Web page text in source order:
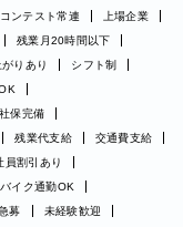
コンテスト常連
上場企業
残業月20時間以下
りあり
シフト制
社保完備
残業代支給
交通費支給
員割引あり
バイク通勤OK
募
未経験歓迎